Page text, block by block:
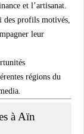
et l’artisanat.
des profils motivés,
leur
régions du
à Aïn